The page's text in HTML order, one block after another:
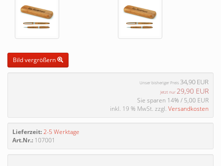
Bild vergrößern
Unser bisheriger Preis 34,90 EUR
Jetzt nur29,90 EUR
Sie sparen 14% / 5,00 EUR
inkl. 19 % MwSt. zzgl. Versandkosten
Lieferzeit:2-5 Werktage
Art.Nr.: 107001